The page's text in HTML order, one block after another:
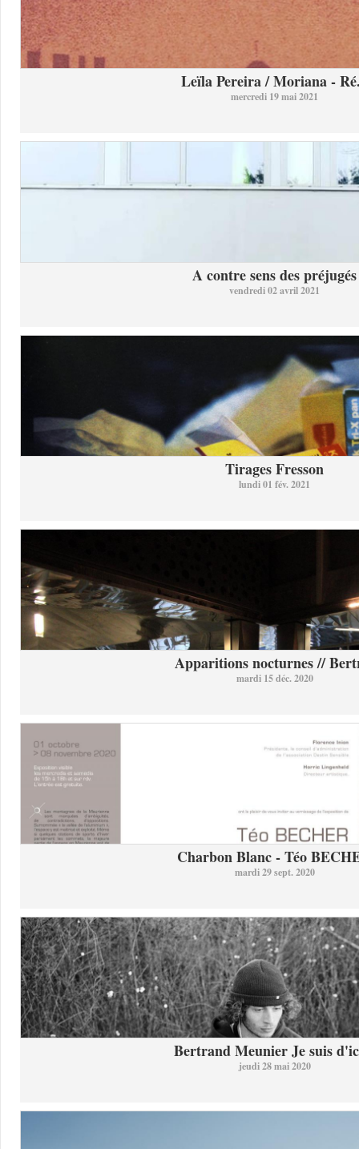
Leïla Pereira / Moriana -
mercredi 19 mai 2021
A contre sens des préjugés
vendredi 02 avril 2021
Tirages Fresson
lundi 01 fév. 2021
Apparitions nocturnes //
mardi 15 déc. 2020
Charbon Blanc - Téo
mardi 29 sept. 2020
Bertrand Meunier Je suis
jeudi 28 mai 2020